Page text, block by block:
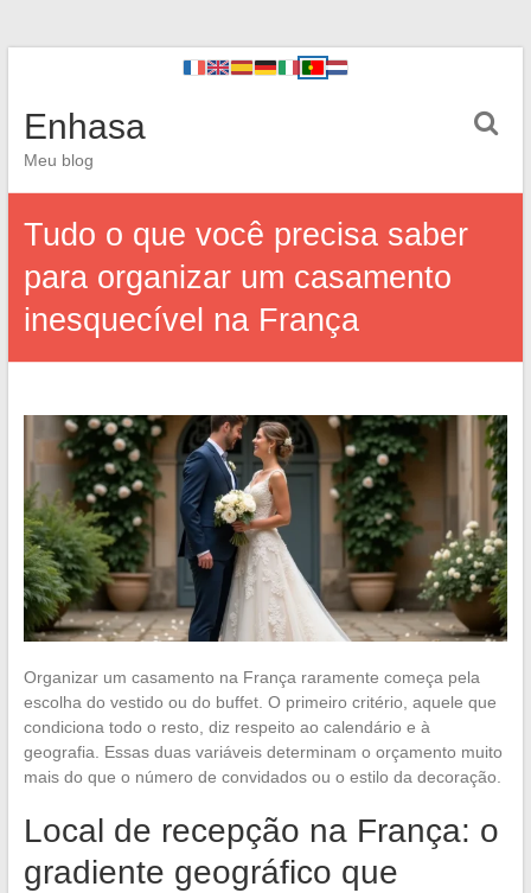
Enhasa
Meu blog
Tudo o que você precisa saber
para organizar um casamento
inesquecível na França
Organizar um casamento na França raramente começa pela
escolha do vestido ou do buffet. O primeiro critério, aquele que
condiciona todo o resto, diz respeito ao calendário e à
geografia. Essas duas variáveis determinam o orçamento muito
mais do que o número de convidados ou o estilo da decoração.
Local de recepção na França: o
gradiente geográfico que